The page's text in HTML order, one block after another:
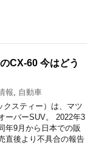
CX-60 今はどう
報
自動車
クスティー）は、マツ
ーバーSUV。 2022年3
年9月から日本での販
直後より不具合の報告